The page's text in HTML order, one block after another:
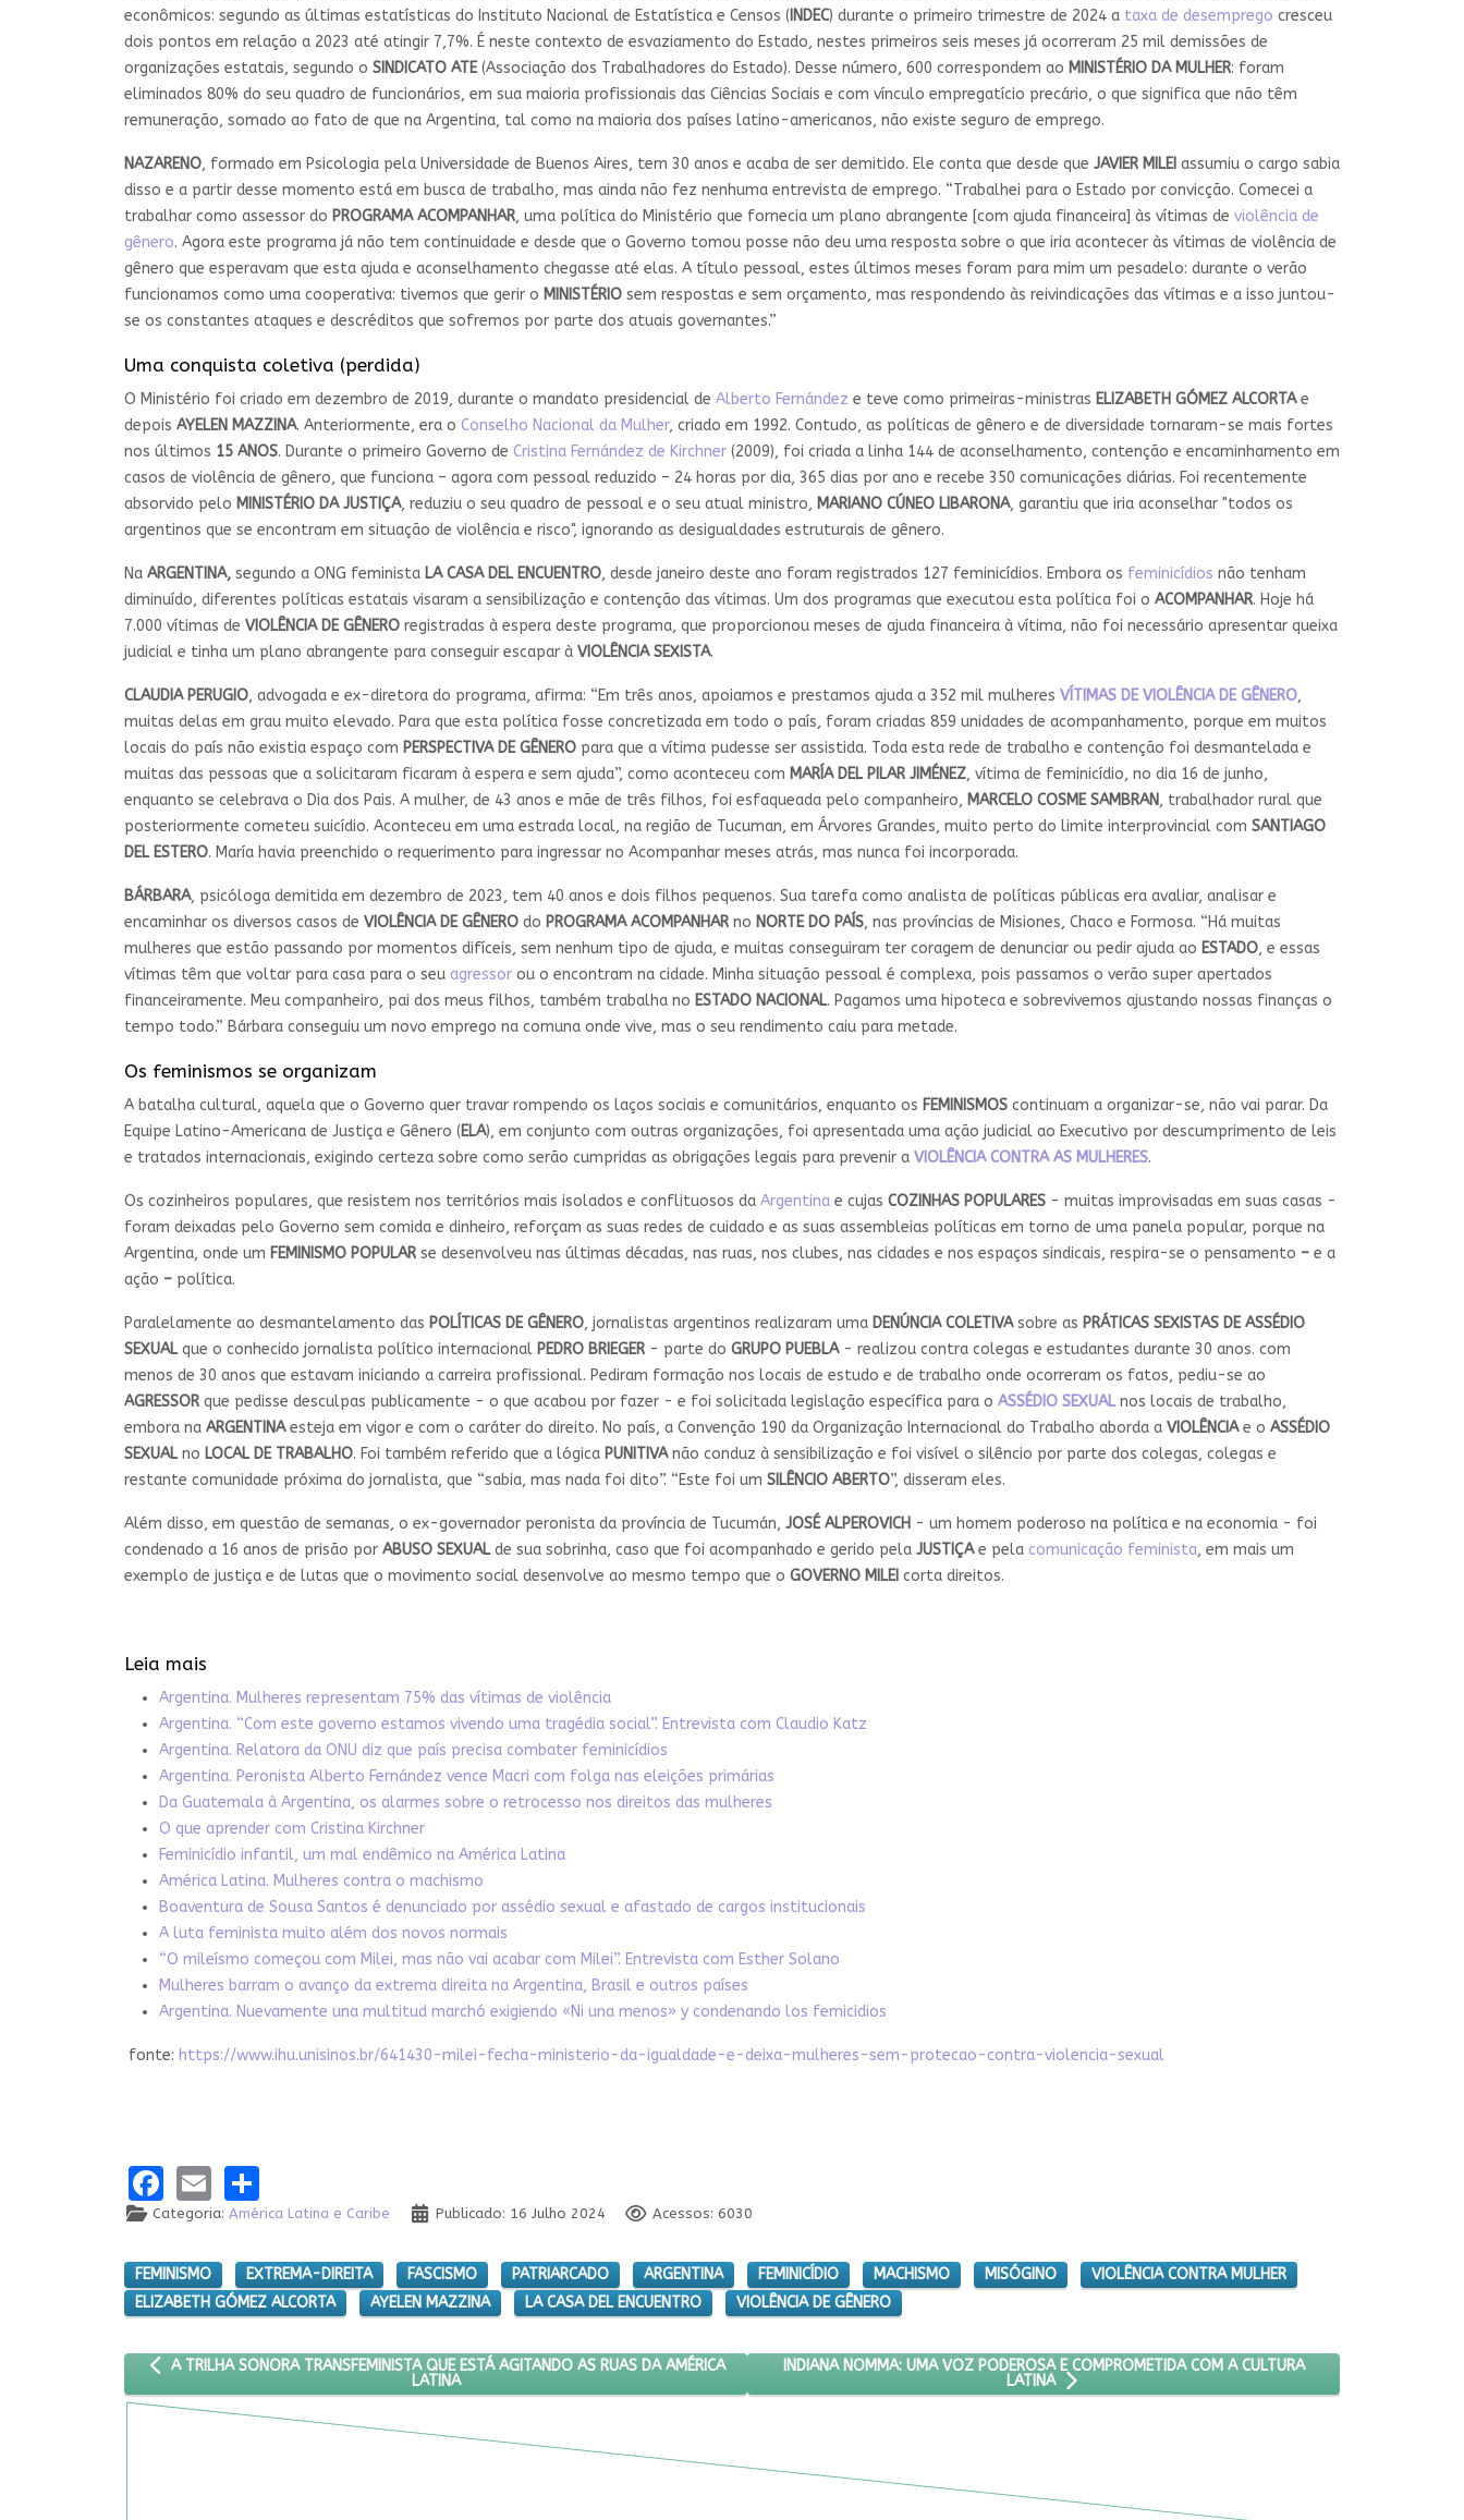
econômicos: segundo as últimas estatísticas do Instituto Nacional de Estatística e Censos ( INDEC) durante o primeiro trimestre de 2024 a taxa de desemprego cresceu
dois pontos em relação a 2023 até atingir 7,7%. É neste contexto de esvaziamento do Estado, nestes primeiros seis meses já ocorreram 25 mil demissões de
organizações estatais, segundo o SINDICATO ATE(Associação dos Trabalhadores do Estado). Desse número, 600 correspondem ao MINISTÉRIO DA MULHER: foram
eliminados 80% do seu quadro de funcionários, em sua maioria profissionais das Ciências Sociais e com vínculo empregatício precário, o que significa que não têm
remuneração, somado ao fato de que na Argentina, tal como na maioria dos países latino-americanos, não existe seguro de emprego.
NAZARENO, formado em Psicologia pela Universidade de Buenos Aires, tem 30 anos e acaba de ser demitido. Ele conta que desde que JAVIER MILEI assumiu o cargo sabia
disso e a partir desse momento está em busca de trabalho, mas ainda não fez nenhuma entrevista de emprego. “Trabalhei para o Estado por convicção. Comecei a
trabalhar como assessor do PROGRAMA ACOMPANHAR, uma política do Ministério que fornecia um plano abrangente [com ajuda financeira] às vítimas de violência de
gênero. Agora este programa já não tem continuidade e desde que o Governo tomou posse não deu uma resposta sobre o que iria acontecer às vítimas de violência de
gênero que esperavam que esta ajuda e aconselhamento chegasse até elas. A título pessoal, estes últimos meses foram para mim um pesadelo: durante o verão
funcionamos como uma cooperativa: tivemos que gerir o MINISTÉRIO sem respostas e sem orçamento, mas respondendo às reivindicações das vítimas e a isso juntou-
se os constantes ataques e descréditos que sofremos por parte dos atuais governantes.”
Uma conquista coletiva (perdida)
O Ministério foi criado em dezembro de 2019, durante o mandato presidencial de Alberto Fernández e teve como primeiras-ministras ELIZABETH GÓMEZ ALCORTAe
depois AYELEN MAZZINA. Anteriormente, era o Conselho Nacional da Mulher, criado em 1992. Contudo, as políticas de gênero e de diversidade tornaram-se mais fortes
nos últimos 15 ANOS. Durante o primeiro Governo de Cristina Fernández de Kirchner (2009), foi criada a linha 144 de aconselhamento, contenção e encaminhamento em
casos de violência de gênero, que funciona – agora com pessoal reduzido – 24 horas por dia, 365 dias por ano e recebe 350 comunicações diárias. Foi recentemente
absorvido pelo MINISTÉRIO DA JUSTIÇA, reduziu o seu quadro de pessoal e o seu atual ministro, MARIANO CÚNEO LIBARONA, garantiu que iria aconselhar "todos os
argentinos que se encontram em situação de violência e risco", ignorando as desigualdades estruturais de gênero.
Na ARGENTINA, segundo a ONG feminista LA CASA DEL ENCUENTRO, desde janeiro deste ano foram registrados 127 feminicídios. Embora os feminicídios não tenham
diminuído, diferentes políticas estatais visaram a sensibilização e contenção das vítimas. Um dos programas que executou esta política foi o ACOMPANHAR. Hoje há
7.000 vítimas de VIOLÊNCIA DE GÊNERO registradas à espera deste programa, que proporcionou meses de ajuda financeira à vítima, não foi necessário apresentar queixa
judicial e tinha um plano abrangente para conseguir escapar à VIOLÊNCIA SEXISTA.
CLAUDIA PERUGIO, advogada e ex-diretora do programa, afirma: “Em três anos, apoiamos e prestamos ajuda a 352 mil mulheres VÍTIMAS DE VIOLÊNCIA DE GÊNERO,
muitas delas em grau muito elevado. Para que esta política fosse concretizada em todo o país, foram criadas 859 unidades de acompanhamento, porque em muitos
locais do país não existia espaço com PERSPECTIVA DE GÊNERO para que a vítima pudesse ser assistida. Toda esta rede de trabalho e contenção foi desmantelada e
muitas das pessoas que a solicitaram ficaram à espera e sem ajuda”, como aconteceu com MARÍA DEL PILAR JIMÉNEZ, vítima de feminicídio, no dia 16 de junho,
enquanto se celebrava o Dia dos Pais. A mulher, de 43 anos e mãe de três filhos, foi esfaqueada pelo companheiro, MARCELO COSME SAMBRAN, trabalhador rural que
posteriormente cometeu suicídio. Aconteceu em uma estrada local, na região de Tucuman, em Árvores Grandes, muito perto do limite interprovincial com SANTIAGO
DEL ESTERO. María havia preenchido o requerimento para ingressar no Acompanhar meses atrás, mas nunca foi incorporada.
BÁRBARA, psicóloga demitida em dezembro de 2023, tem 40 anos e dois filhos pequenos. Sua tarefa como analista de políticas públicas era avaliar, analisar e
encaminhar os diversos casos de VIOLÊNCIA DE GÊNERO do PROGRAMA ACOMPANHAR no NORTE DO PAÍS, nas províncias de Misiones, Chaco e Formosa. “Há muitas
mulheres que estão passando por momentos difíceis, sem nenhum tipo de ajuda, e muitas conseguiram ter coragem de denunciar ou pedir ajuda ao ESTADO, e essas
vítimas têm que voltar para casa para o seu agressor ou o encontram na cidade. Minha situação pessoal é complexa, pois passamos o verão super apertados
financeiramente. Meu companheiro, pai dos meus filhos, também trabalha no ESTADO NACIONAL. Pagamos uma hipoteca e sobrevivemos ajustando nossas finanças o
tempo todo.” Bárbara conseguiu um novo emprego na comuna onde vive, mas o seu rendimento caiu para metade.
Os feminismos se organizam
A batalha cultural, aquela que o Governo quer travar rompendo os laços sociais e comunitários, enquanto os FEMINISMOS continuam a organizar-se, não vai parar. Da
Equipe Latino-Americana de Justiça e Gênero (ELA), em conjunto com outras organizações, foi apresentada uma ação judicial ao Executivo por descumprimento de leis
e tratados internacionais, exigindo certeza sobre como serão cumpridas as obrigações legais para prevenir a VIOLÊNCIA CONTRA AS MULHERES.
Os cozinheiros populares, que resistem nos territórios mais isolados e conflituosos da Argentina e cujas COZINHAS POPULARES - muitas improvisadas em suas casas -
foram deixadas pelo Governo sem comida e dinheiro, reforçam as suas redes de cuidado e as suas assembleias políticas em torno de uma panela popular, porque na
Argentina, onde um FEMINISMO POPULAR se desenvolveu nas últimas décadas, nas ruas, nos clubes, nas cidades e nos espaços sindicais, respira-se o pensamento – e a
ação – política.
Paralelamente ao desmantelamento das POLÍTICAS DE GÊNERO, jornalistas argentinos realizaram uma DENÚNCIA COLETIVAsobre as PRÁTICAS SEXISTAS DE ASSÉDIO
SEXUAL que o conhecido jornalista político internacional PEDRO BRIEGER - parte do GRUPO PUEBLA- realizou contra colegas e estudantes durante 30 anos. com
menos de 30 anos que estavam iniciando a carreira profissional. Pediram formação nos locais de estudo e de trabalho onde ocorreram os fatos, pediu-se ao
AGRESSOR que pedisse desculpas publicamente - o que acabou por fazer - e foi solicitada legislação específica para o ASSÉDIO SEXUAL nos locais de trabalho,
embora na ARGENTINAesteja em vigor e com o caráter do direito. No país, a Convenção 190 da Organização Internacional do Trabalho aborda a VIOLÊNCIAe o ASSÉDIO
SEXUAL no LOCAL DE TRABALHO. Foi também referido que a lógica PUNITIVAnão conduz à sensibilização e foi visível o silêncio por parte dos colegas, colegas e
restante comunidade próxima do jornalista, que “sabia, mas nada foi dito”. “Este foi um SILÊNCIO ABERTO”, disseram eles.
Além disso, em questão de semanas, o ex-governador peronista da província de Tucumán, JOSÉ ALPEROVICH - um homem poderoso na política e na economia - foi
condenado a 16 anos de prisão por ABUSO SEXUAL de sua sobrinha, caso que foi acompanhado e gerido pela JUSTIÇAe pela comunicação feminista, em mais um
exemplo de justiça e de lutas que o movimento social desenvolve ao mesmo tempo que o GOVERNO MILEI corta direitos.
Leia mais
Argentina. Mulheres representam 75% das vítimas de violência
Argentina. “Com este governo estamos vivendo uma tragédia social”. Entrevista com Claudio Katz
Argentina. Relatora da ONU diz que país precisa combater feminicídios
Argentina. Peronista Alberto Fernández vence Macri com folga nas eleições primárias
Da Guatemala à Argentina, os alarmes sobre o retrocesso nos direitos das mulheres
O que aprender com Cristina Kirchner
Feminicídio infantil, um mal endêmico na América Latina
América Latina. Mulheres contra o machismo
Boaventura de Sousa Santos é denunciado por assédio sexual e afastado de cargos institucionais
A luta feminista muito além dos novos normais
“O mileísmo começou com Milei, mas não vai acabar com Milei”. Entrevista com Esther Solano
Mulheres barram o avanço da extrema direita na Argentina, Brasil e outros países
Argentina. Nuevamente una multitud marchó exigiendo «Ni una menos» y condenando los femicidios
fonte: https://www.ihu.unisinos.br/641430-milei-fecha-ministerio-da-igualdade-e-deixa-mulheres-sem-protecao-contra-violencia-sexual
Facebook
Email
Categoria:América Latina e Caribe Publicado: 16 Julho 2024 Acessos: 6030
FEMINISMO EXTREMA-DIREITA FASCISMO PATRIARCADO ARGENTINA FEMINICÍDIO MACHISMO MISÓGINO
VIOLÊNCIA CONTRA MULHER
ELIZABETH GÓMEZ ALCORTA
AYELEN MAZZINA LA CASA DEL ENCUENTRO VIOLÊNCIA DE GÊNERO
ARTIGO ANTERIOR: A TRILHA SONORA TRANSFEMINISTA QUE ESTÁ AGITANDO AS RUAS DA AMÉRICA LATINA
A TRILHA SONORA TRANSFEMINISTA QUE ESTÁ AGITANDO AS RUAS DA AMÉRICA
LATINA
PRÓXIMO ARTIGO: INDIANA NOMMA: UMA VOZ PODEROSA E COMPROMETIDA COM A CULTURA
INDIANA NOMMA: UMA VOZ PODEROSA E COMPROMETIDA COM A CULTURA
LATINA